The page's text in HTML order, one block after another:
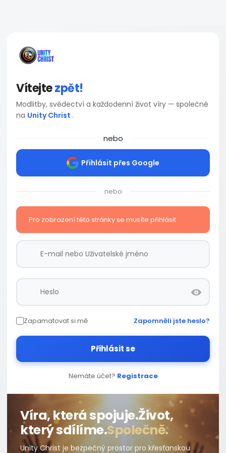
Vítejtezpět!
Modlitby, svědectví a každodenní život víry — společně
na Unity Christ .
nebo
Přihlásit přes Google
nebo
Pro zobrazení této stránky se musíte přihlásit
Zapamatovat si mě Zapomněli jste heslo?
Přihlásit se
Nemáte účet? Registrace
Víra, která spojuje.Život,
který sdílíme.Společně.
Unity Christ je bezpečný prostor pro křesťanskou